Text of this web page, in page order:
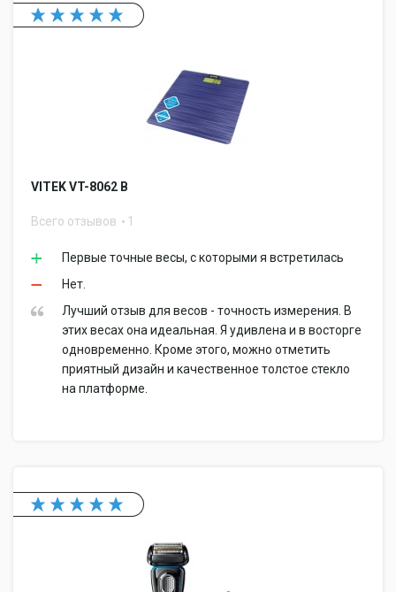
VITEK VT-8062 B
Всего отзывов 1
Первые точные весы, с которыми я встретилась
Нет.
Лучший отзыв для весов - точность измерения. В
этих весах она идеальная. Я удивлена и в восторге
одновременно. Кроме этого, можно отметить
приятный дизайн и качественное толстое стекло
на платформе.